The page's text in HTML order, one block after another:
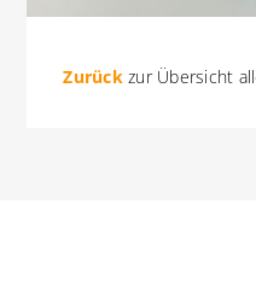
Zurückzur Übersicht